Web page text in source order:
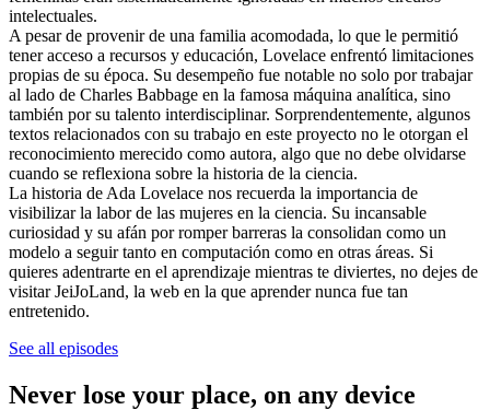
intelectuales.
A pesar de provenir de una familia acomodada, lo que le permitió
tener acceso a recursos y educación, Lovelace enfrentó limitaciones
propias de su época. Su desempeño fue notable no solo por trabajar
al lado de Charles Babbage en la famosa máquina analítica, sino
también por su talento interdisciplinar. Sorprendentemente, algunos
textos relacionados con su trabajo en este proyecto no le otorgan el
reconocimiento merecido como autora, algo que no debe olvidarse
cuando se reflexiona sobre la historia de la ciencia.
La historia de Ada Lovelace nos recuerda la importancia de
visibilizar la labor de las mujeres en la ciencia. Su incansable
curiosidad y su afán por romper barreras la consolidan como un
modelo a seguir tanto en computación como en otras áreas. Si
quieres adentrarte en el aprendizaje mientras te diviertes, no dejes de
visitar JeiJoLand, la web en la que aprender nunca fue tan
entretenido.
See all episodes
Never lose your place, on any device